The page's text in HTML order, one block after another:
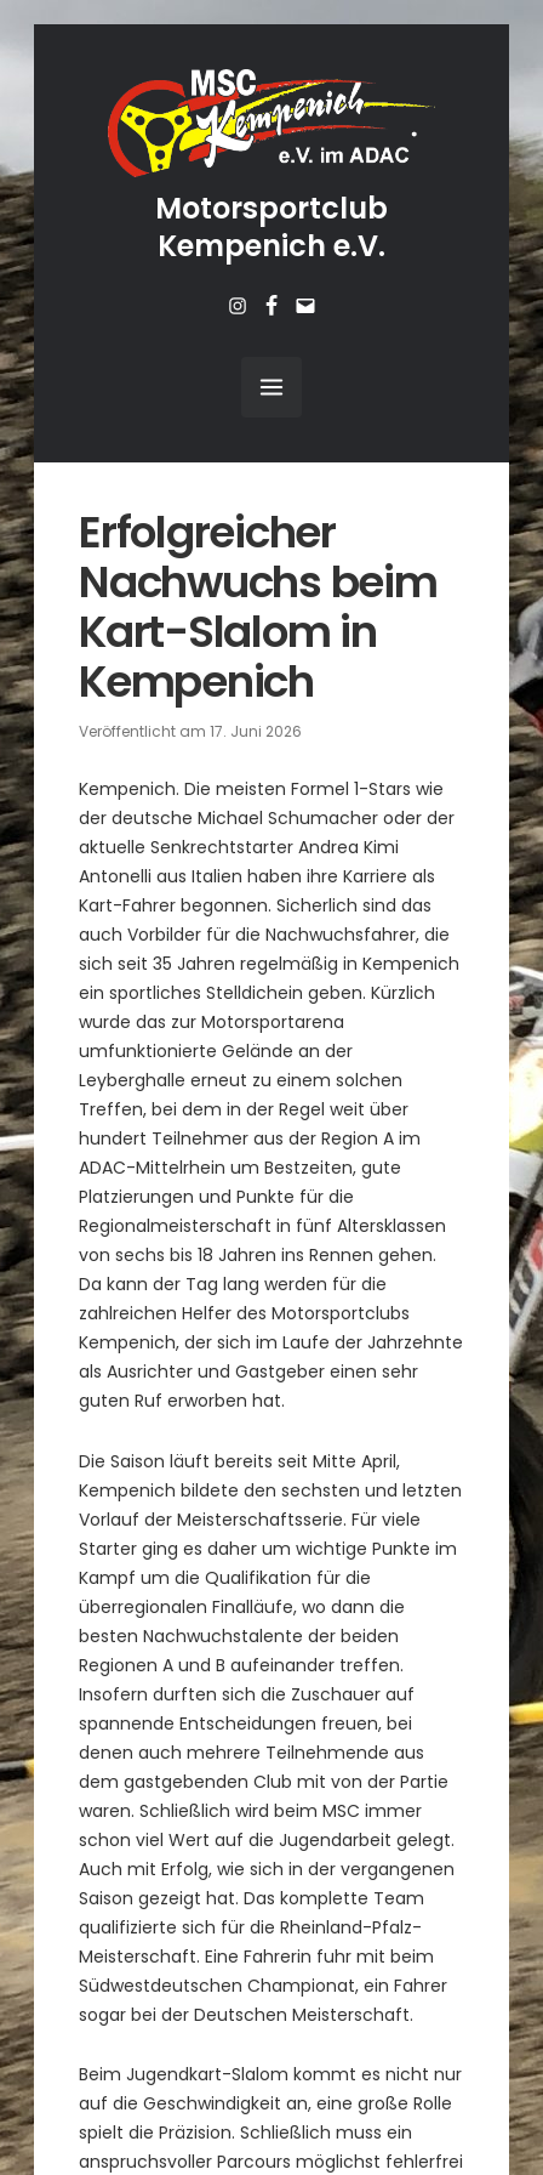
Motorsportclub
Kempenich e.V.
Instagram
Facebook
Mail
Erfolgreicher
Nachwuchs beim
Kart-Slalom in
Kempenich
Veröffentlicht am17. Juni 2026
Kempenich. Die meisten Formel 1-Stars wie
der deutsche Michael Schumacher oder der
aktuelle Senkrechtstarter Andrea Kimi
Antonelli aus Italien haben ihre Karriere als
Kart-Fahrer begonnen. Sicherlich sind das
auch Vorbilder für die Nachwuchsfahrer, die
sich seit 35 Jahren regelmäßig in Kempenich
ein sportliches Stelldichein geben. Kürzlich
wurde das zur Motorsportarena
umfunktionierte Gelände an der
Leyberghalle erneut zu einem solchen
Treffen, bei dem in der Regel weit über
hundert Teilnehmer aus der Region A im
ADAC-Mittelrhein um Bestzeiten, gute
Platzierungen und Punkte für die
Regionalmeisterschaft in fünf Altersklassen
von sechs bis 18 Jahren ins Rennen gehen.
Da kann der Tag lang werden für die
zahlreichen Helfer des Motorsportclubs
Kempenich, der sich im Laufe der Jahrzehnte
als Ausrichter und Gastgeber einen sehr
guten Ruf erworben hat.
Die Saison läuft bereits seit Mitte April,
Kempenich bildete den sechsten und letzten
Vorlauf der Meisterschaftsserie. Für viele
Starter ging es daher um wichtige Punkte im
Kampf um die Qualifikation für die
überregionalen Finalläufe, wo dann die
besten Nachwuchstalente der beiden
Regionen A und B aufeinander treffen.
Insofern durften sich die Zuschauer auf
spannende Entscheidungen freuen, bei
denen auch mehrere Teilnehmende aus
dem gastgebenden Club mit von der Partie
waren. Schließlich wird beim MSC immer
schon viel Wert auf die Jugendarbeit gelegt.
Auch mit Erfolg, wie sich in der vergangenen
Saison gezeigt hat. Das komplette Team
qualifizierte sich für die Rheinland-Pfalz-
Meisterschaft. Eine Fahrerin fuhr mit beim
Südwestdeutschen Championat, ein Fahrer
sogar bei der Deutschen Meisterschaft.
Beim Jugendkart-Slalom kommt es nicht nur
auf die Geschwindigkeit an, eine große Rolle
spielt die Präzision. Schließlich muss ein
anspruchsvoller Parcours möglichst fehlerfrei